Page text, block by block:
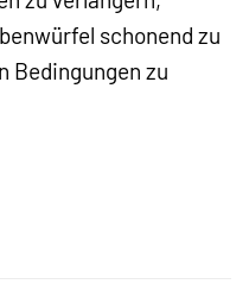
schonend zu
Bedingungen zu